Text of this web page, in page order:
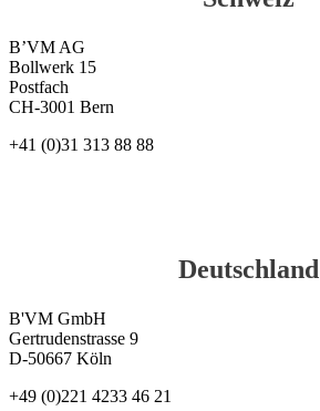
B’VM AG
Bollwerk 15
Postfach
CH-3001 Bern
+41 (0)31 313 88 88
Deutschland
B'VM GmbH
Gertrudenstrasse 9
D-50667 Köln
+49 (0)221 4233 46 21